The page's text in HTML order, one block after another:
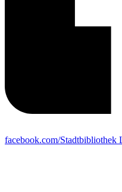
facebook.com/Stadtbibliothek